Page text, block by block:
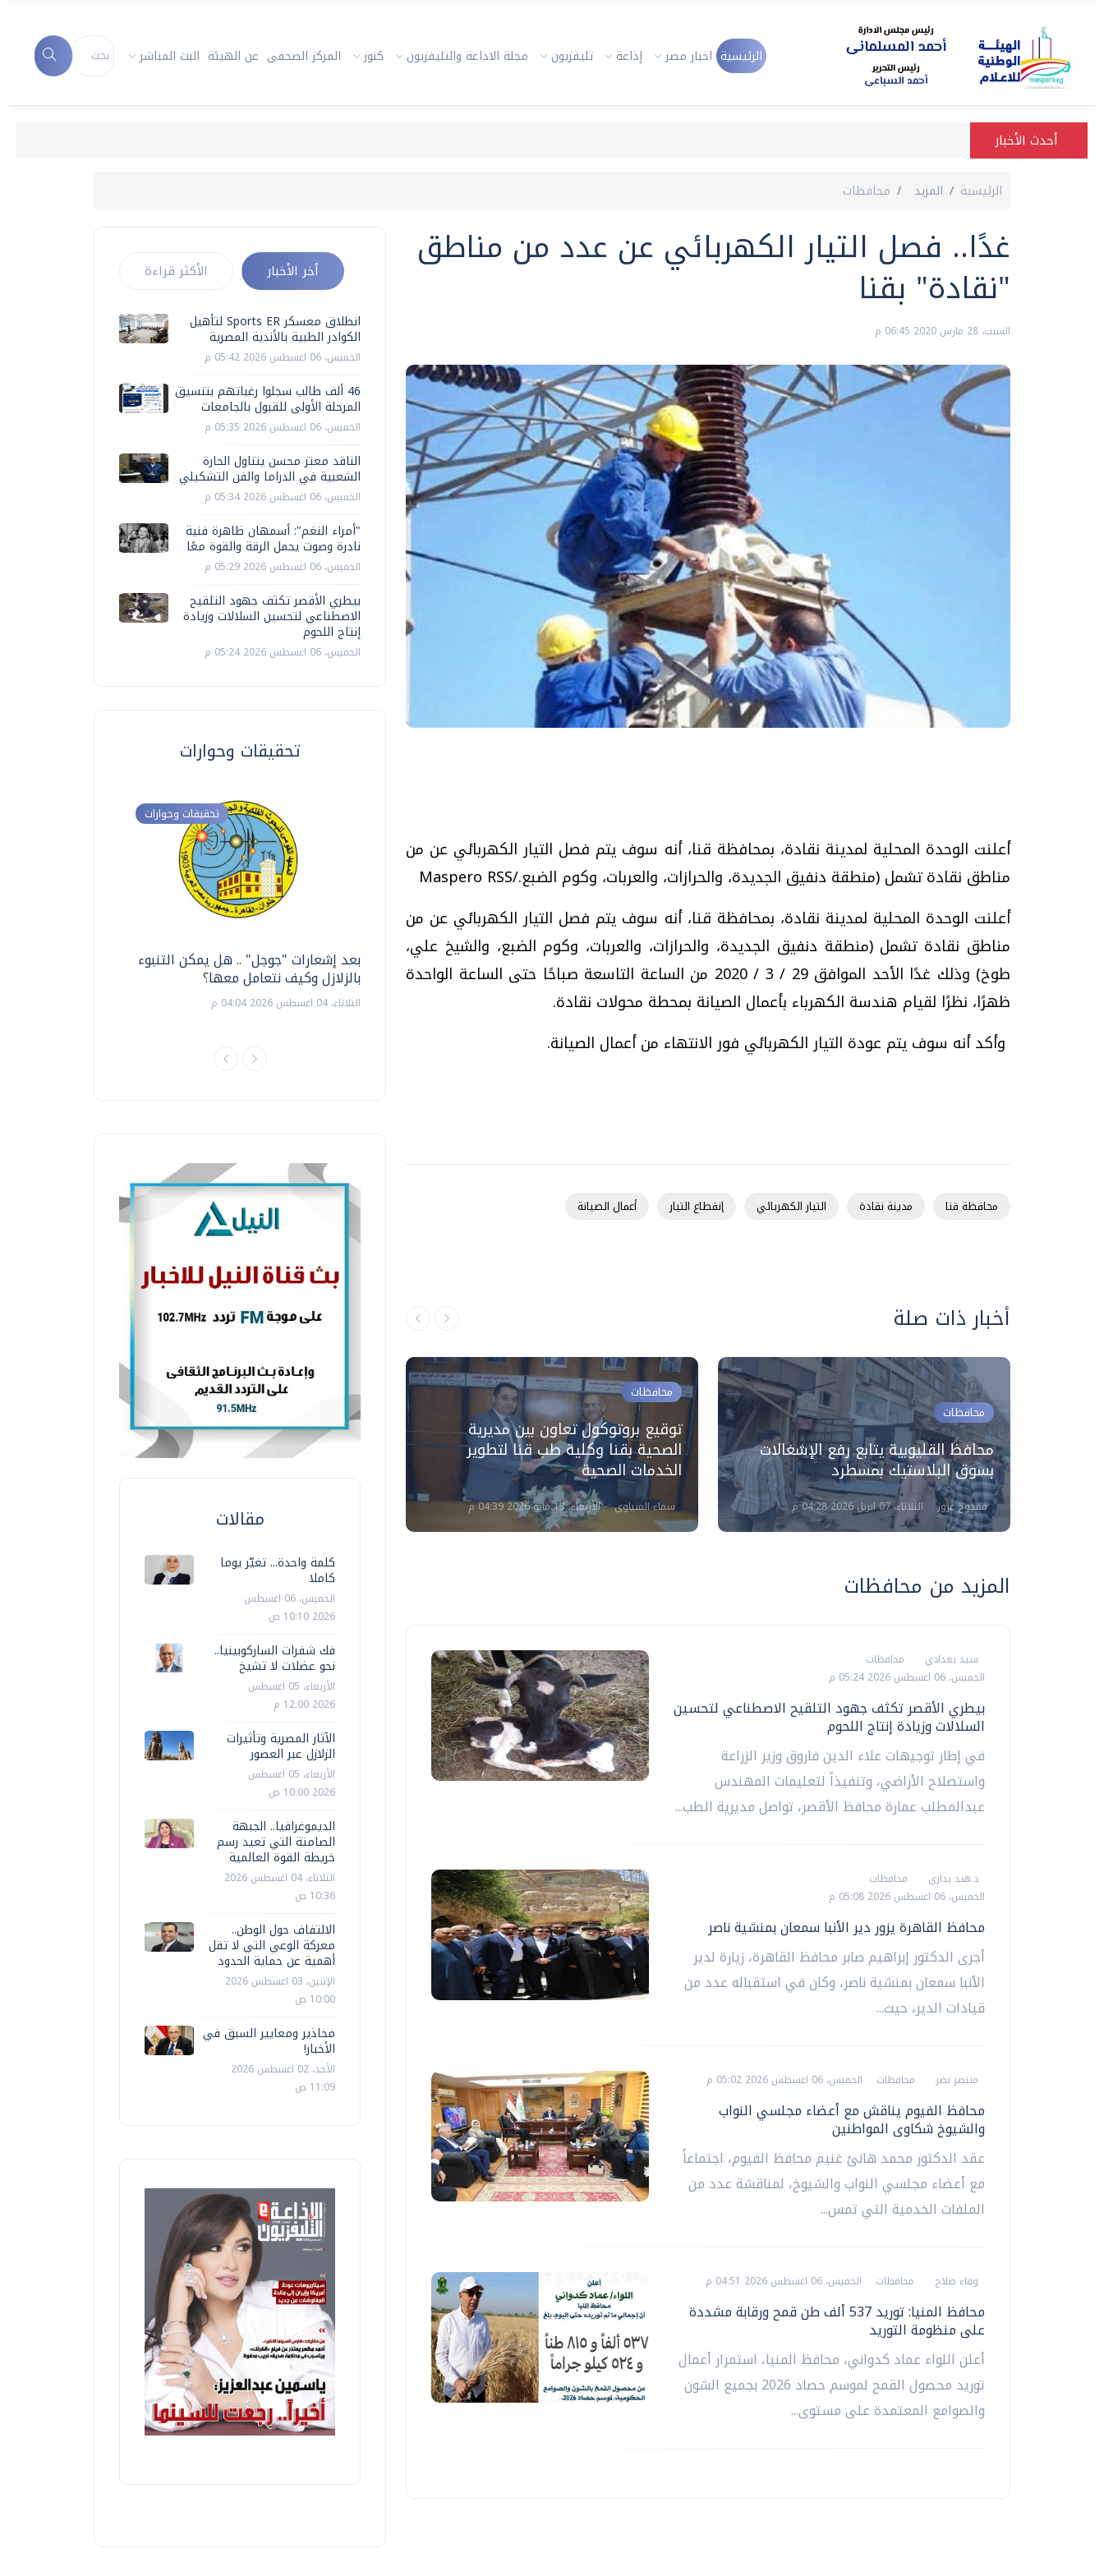
الرئيسية اخبار مصر إذاعة تليفزيون مجلة الاذاعة والتليفزيون كنوز المركز الصحفى عن الهيئة البث المباشر
أحدث الأخبار
الرئيسية المزيد محافظات
غدًا.. فصل التيار الكهربائي عن عدد من مناطق
"نقادة" بقنا
السبت، 28 مارس 2020 06:45 م
أعلنت الوحدة المحلية لمدينة نقادة، بمحافظة قنا، أنه سوف يتم فصل التيار الكهربائي عن من
مناطق نقادة تشمل (منطقة دنفيق الجديدة، والحرازات، والعربات، وكوم الضبع./Maspero RSS
أعلنت الوحدة المحلية لمدينة نقادة، بمحافظة قنا، أنه سوف يتم فصل التيار الكهربائي عن من
مناطق نقادة تشمل (منطقة دنفيق الجديدة، والحرازات، والعربات، وكوم الضبع، والشيخ علي،
طوخ) وذلك غدًا الأحد الموافق 29 / 3 / 2020 من الساعة التاسعة صباحًا حتى الساعة الواحدة
ظهرًا، نظرًا لقيام هندسة الكهرباء بأعمال الصيانة بمحطة محولات نقادة.
وأكد أنه سوف يتم عودة التيار الكهربائي فور الانتهاء من أعمال الصيانة.
محافظة قنا مدينة نقادة التيار الكهربائي إنقطاع التيار أعمال الصيانة
أخبار ذات صلة
محافظات
خطة متكاملة لصيانة وتطهير شبكات
محافظات
توقيع بروتوكول تعاون بين مديرية
الصحية بقنا وكلية طب قنا لتطوير
الخدمات الصحية
سماء المنياوي الأربعاء، 13 مايو 2026 04:39 م
محافظات
محافظ القليوبية يتابع رفع الإشغالات
بسوق البلاستيك بمسطرد
ممدوح عزوز الثلاثاء، 07 ابريل 2026 04:28 م
المزيد من محافظات
سيد بغدادي
محافظات
الخميس، 06 اغسطس 2026 05:24 م
بيطري الأقصر تكثف جهود التلقيح الاصطناعي لتحسين
السلالات وزيادة إنتاج اللحوم
في إطار توجيهات علاء الدين فاروق وزير الزراعة
واستصلاح الأراضي، وتنفيذاً لتعليمات المهندس
عبدالمطلب عمارة محافظ الأقصر، تواصل مديرية الطب...
د.هند بدارى
محافظات
الخميس، 06 اغسطس 2026 05:08 م
محافظ القاهرة يزور دير الأنبا سمعان بمنشية ناصر
أجرى الدكتور إبراهيم صابر محافظ القاهرة، زيارة لدير
الأنبا سمعان بمنشية ناصر، وكان في استقباله عدد من
قيادات الدير، حيث...
منتصر نضر محافظات الخميس، 06 اغسطس 2026 05:02 م
محافظ الفيوم يناقش مع أعضاء مجلسي النواب
والشيوخ شكاوى المواطنين
عقد الدكتور محمد هانئ غنيم محافظ الفيوم، اجتماعاً
مع أعضاء مجلسي النواب والشيوخ، لمناقشة عدد من
الملفات الخدمية التي تمس...
وفاء صلاح محافظات الخميس، 06 اغسطس 2026 04:51 م
محافظ المنيا: توريد 537 ألف طن قمح ورقابة مشددة
على منظومة التوريد
أعلن اللواء عماد كدواني، محافظ المنيا، استمرار أعمال
توريد محصول القمح لموسم حصاد 2026 بجميع الشون
والصوامع المعتمدة على مستوى...
أخر الأخبار الأكثر قراءة
انطلاق معسكر Sports ER لتأهيل
الكوادر الطبية بالأندية المصرية
الخميس، 06 اغسطس 2026 05:42 م
46 ألف طالب سجلوا رغباتهم بتنسيق
المرحلة الأولى للقبول بالجامعات
الخميس، 06 اغسطس 2026 05:35 م
الناقد معتز محسن يتناول الحارة
الشعبية في الدراما والفن التشكيلي
الخميس، 06 اغسطس 2026 05:34 م
"أمراء النغم": أسمهان ظاهرة فنية
نادرة وصوت يحمل الرقة والقوة معًا
الخميس، 06 اغسطس 2026 05:29 م
بيطري الأقصر تكثف جهود التلقيح
الاصطناعي لتحسين السلالات وزيادة
إنتاج اللحوم
الخميس، 06 اغسطس 2026 05:24 م
تحقيقات وحوارات
تحقيقات وحوارات
بعد إشعارات "جوجل" .. هل يمكن التنبوء
بالزلازل وكيف نتعامل معها؟
الثلاثاء، 04 اغسطس 2026 04:04 م
دليلك للتنسيق الجامعي .. تساؤلات
وإجابات
السبت، 01 اغسطس 2026 10:25 ص
فيديو.. الإعلام الرقمي.. تقنيات واعدة
وتحديات هائلة
الخميس، 30 يوليو 2026 01:09 م
موجات الطقس الساخنة.. لماذا تحدث وكيف
مقالات
كلمة واحدة... تغيّر يوما
كاملا
الخميس، 06 اغسطس
2026 10:10 ص
فك شفرات الساركوبينيا..
نحو عضلات لا تشيخ
الأربعاء، 05 اغسطس
2026 12:00 م
الآثار المصرية وتأثيرات
الزلازل عبر العصور
الأربعاء، 05 اغسطس
2026 10:00 ص
الديموغرافيا.. الجبهة
الصامتة التي تعيد رسم
خريطة القوة العالمية
الثلاثاء، 04 اغسطس 2026
10:36 ص
الالتفاف حول الوطن..
معركة الوعي التي لا تقل
أهمية عن حماية الحدود
الإثنين، 03 اغسطس 2026
10:00 ص
محاذير ومعايير السبق في
الأخبار!
الأحد، 02 اغسطس 2026
11:09 ص